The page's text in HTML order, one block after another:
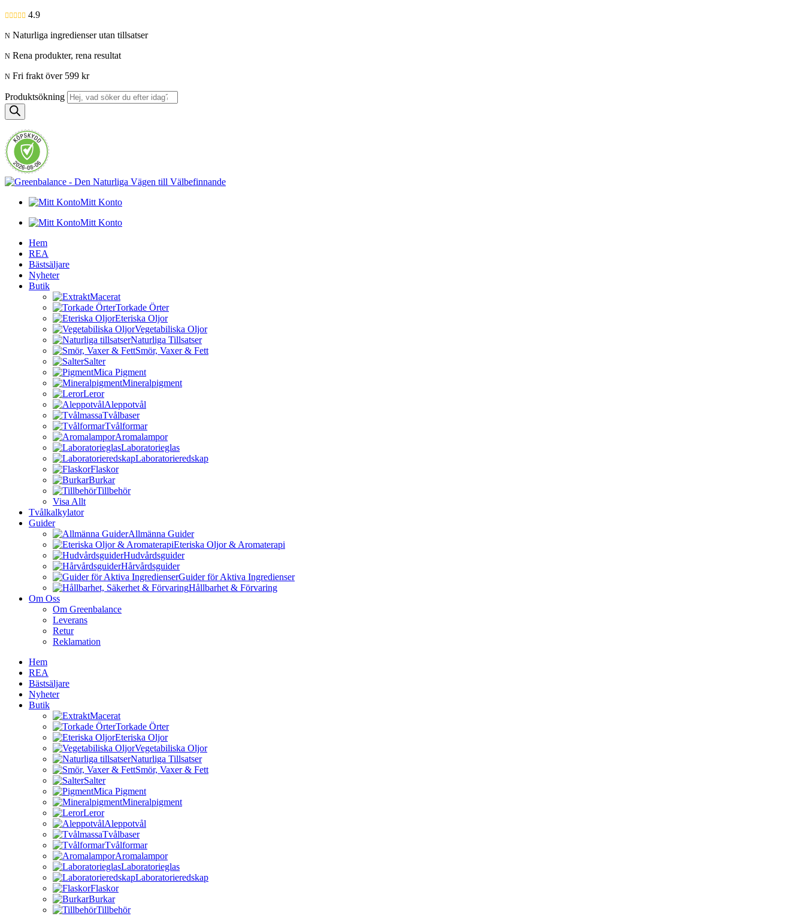
 4.9
N Naturliga ingredienser utan tillsatser
N Rena produkter, rena resultat
N Fri frakt över 599 kr
Produktsökning
Mitt Konto
Mitt Konto
Hem
REA
Bästsäljare
Nyheter
Butik
Macerat
Torkade Örter
Eteriska Oljor
Vegetabiliska Oljor
Naturliga Tillsatser
Smör, Vaxer & Fett
Salter
Mica Pigment
Mineralpigment
Leror
Aleppotvål
Tvålbaser
Tvålformar
Aromalampor
Laboratorieglas
Laboratorieredskap
Flaskor
Burkar
Tillbehör
Visa Allt
Tvålkalkylator
Guider
Allmänna Guider
Eteriska Oljor & Aromaterapi
Hudvårdsguider
Hårvårdsguider
Guider för Aktiva Ingredienser
Hållbarhet & Förvaring
Om Oss
Om Greenbalance
Leverans
Retur
Reklamation
Hem
REA
Bästsäljare
Nyheter
Butik
Macerat
Torkade Örter
Eteriska Oljor
Vegetabiliska Oljor
Naturliga Tillsatser
Smör, Vaxer & Fett
Salter
Mica Pigment
Mineralpigment
Leror
Aleppotvål
Tvålbaser
Tvålformar
Aromalampor
Laboratorieglas
Laboratorieredskap
Flaskor
Burkar
Tillbehör